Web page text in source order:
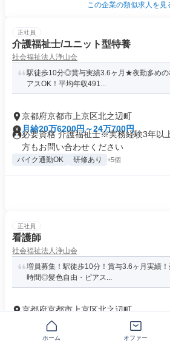
この企業の類似求人を見
正社員
介護福祉士/ユニット型特養
社会福祉法人浄山会
駅徒歩10分◎賞与実績3.6ヶ月★夜勤多め
アスOK！平均年収491...
京都府京都市上京区北之辺町
月給20万6200円～24万700円
必要資格 介護福祉士※実務経験3年以
方もお問い合わせください
バイク通勤OK 研修あり +5個
正社員
看護師
社会福祉法人浄山会
増員募集！駅徒歩10分！賞与3.6ヶ月実績
時間◎髪色自由・ピアス...
京都府京都市上京区北之辺町
月給23万100円～25万5200円
必要資格 看護師
バイク通勤OK
ホーム オファー